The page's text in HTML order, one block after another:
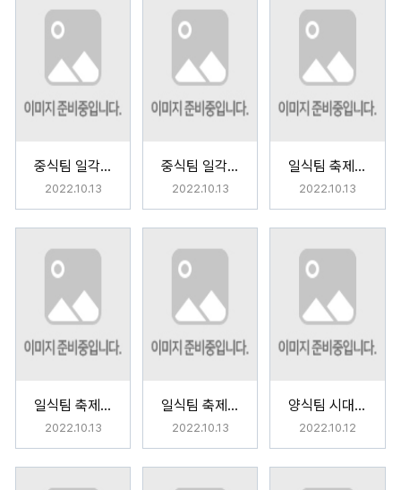
중식팀 일각천금 (一刻千金)
2022.10.13
중식팀 일각천금 (一刻千金)
2022.10.13
일식팀 축제의시간 (祭りの時間)
2022.10.13
일식팀 축제의시간 (祭りの時間)
2022.10.13
일식팀 축제의시간 (祭りの時間)
2022.10.13
양식팀 시대별 조리법
2022.10.12